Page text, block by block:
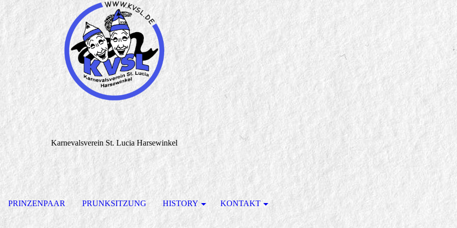
Karnevalsverein St. Lucia Harsewinkel
PRINZENPAAR PRUNKSITZUNG HISTORY KONTAKT